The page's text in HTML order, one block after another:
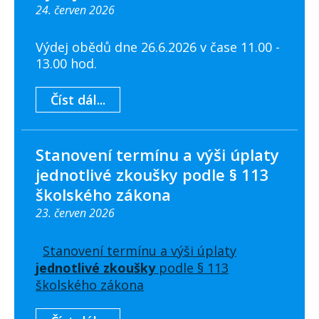
24. červen 2026
Výdej obědů dne 26.6.2026 v čase 11.00 -
13.00 hod.
Číst dál...
Stanovení termínu a výši úplaty
jednotlivé zkoušky podle § 113
školského zákona
23. červen 2026
Stanovení termínu a výši úplaty
jednotlivé zkouškypodle § 113
školského zákona